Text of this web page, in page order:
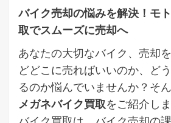
バイク売却の悩みを解決！モ
取でスムーズに売却へ
あなたの大切なバイク、売却
どどこに売ればいいのか、ど
るのか悩んでいませんか？そん
メガネバイク買取をご紹介し